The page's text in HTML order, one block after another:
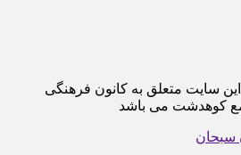
سایت متعلق به کانون فرهنگی
کوهدشت می باشد
سبحان